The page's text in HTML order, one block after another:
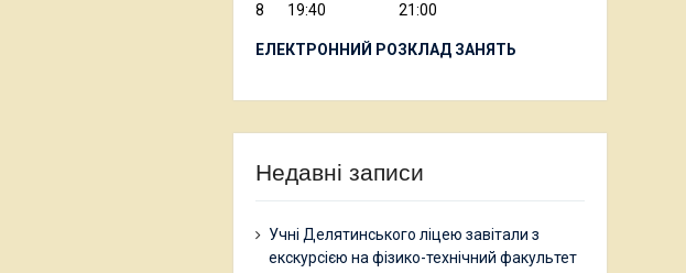
8 19:40 21:00
ЕЛЕКТРОННИЙ РОЗКЛАД ЗАНЯТЬ
Недавні записи
Учні Делятинського ліцею завітали з
екскурсією на фізико-технічний факультет